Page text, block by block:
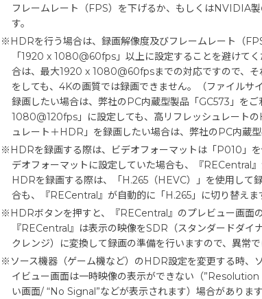
フレームレート（FPS）を下げるか、もしくはNVIDIA
す。
※HDRを行う場合は、録画解像度及びフレームレート（
「1920 x 1080@60fps」以上に設定することを避けて
合は、最大1920 x 1080@60fpsまでの対応ですので、
をしても、4Kの画質では録画できません。（ファイル
録画したい場合は、弊社のPC内蔵型製品「GC573」を
1080@120fps」に設定しても、高リフレッシュレート
ュレート＋HDR」を録画したい場合は、弊社のPC内蔵
※HDRを録画する際は、ビデオフォーマットは「P010」
デオフォーマットに設定していた場合も、『RECentral
HDRを録画する際は、「H.265（HEVC）」を使用して
合も、『RECentral』が自動的に「H.265」に切り替えま
※HDRボタンを押すと、『RECentral』のプレビュー画面の
『RECentral』は表示の映像をSDR（スタンダードダイ
クレンジ）に変換して録画の準備を行いますので、異常で
※ソース機器（ゲーム機など）のHDR設定を変更する時、
イビュー画面は一時映像の表示ができない（
い画面/ “No Signal”などが表示されます）場合がありま